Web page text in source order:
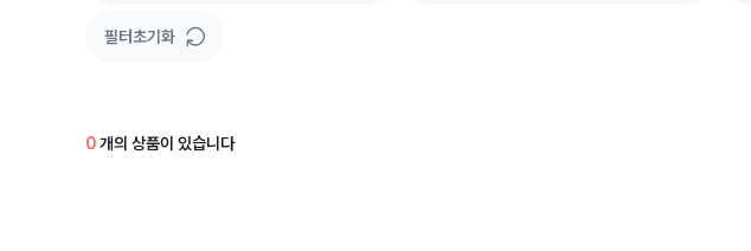
필터초기화
0개의 상품이 있습니다